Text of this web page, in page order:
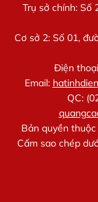
Trụ sở chính: Số
Cơ sở 2: Số 01,
Điện
Email:
QC:
Bản quyền
Cấm sao chép